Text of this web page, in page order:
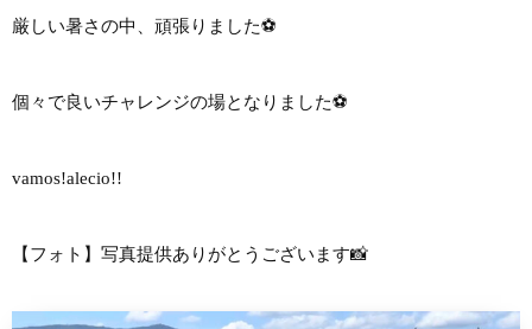
厳しい暑さの中、頑張りました⚽️
個々で良いチャレンジの場となりました⚽️
vamos!alecio!!
【フォト】写真提供ありがとうございます📸